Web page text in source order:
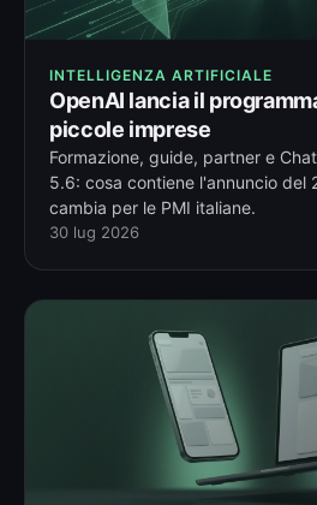
INTELLIGENZA ARTIFICIALE
OpenAI lancia il
piccole imprese
Formazione, guide, partner e
5.6: cosa contiene l'annuncio del
cambia per le PMI italiane.
30 lug 2026